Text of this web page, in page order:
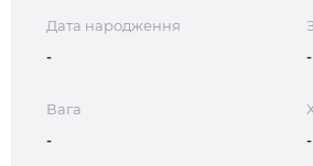
Дата народження
-
-
Вага
-
-